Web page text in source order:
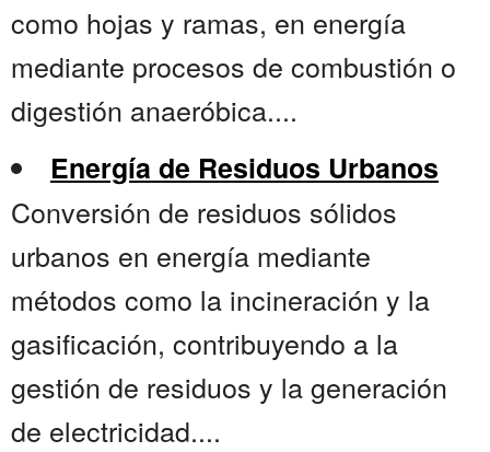
como hojas y ramas, en energía
mediante procesos de combustión o
digestión anaeróbica....
Energía de Residuos Urbanos
Conversión de residuos sólidos
urbanos en energía mediante
métodos como la incineración y la
gasificación, contribuyendo a la
gestión de residuos y la generación
de electricidad....